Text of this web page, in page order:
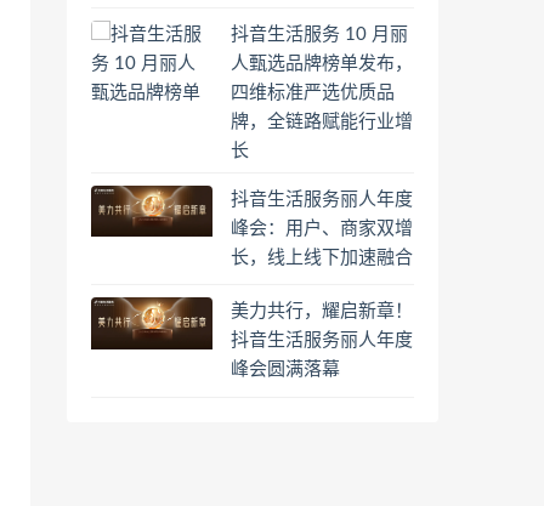
抖音生活服务 10 月丽
人甄选品牌榜单发布，
四维标准严选优质品
牌，全链路赋能行业增
长
抖音生活服务丽人年度
峰会：用户、商家双增
长，线上线下加速融合
美力共行，耀启新章！
抖音生活服务丽人年度
峰会圆满落幕